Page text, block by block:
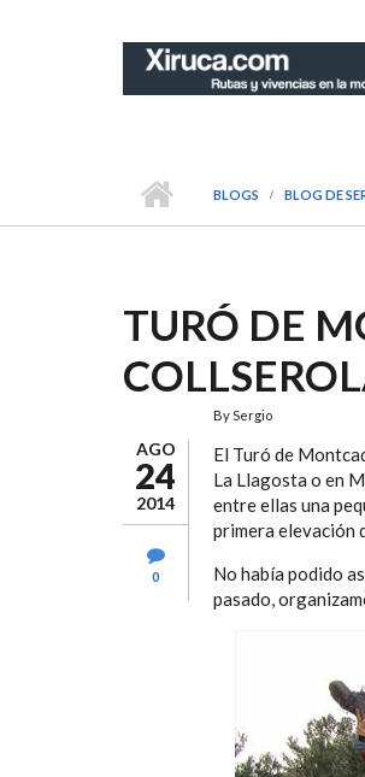
BLOGS BLOG DE
TURÓ DE
AGO
24
2014
0
BySergio
El Turó de
La Llagosta o en
entre ellas una
primera elevación
No había podido
pasado,